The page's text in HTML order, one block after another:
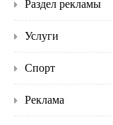
Раздел рекламы
Услуги
Спорт
Реклама